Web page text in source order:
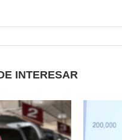
INTERESAR